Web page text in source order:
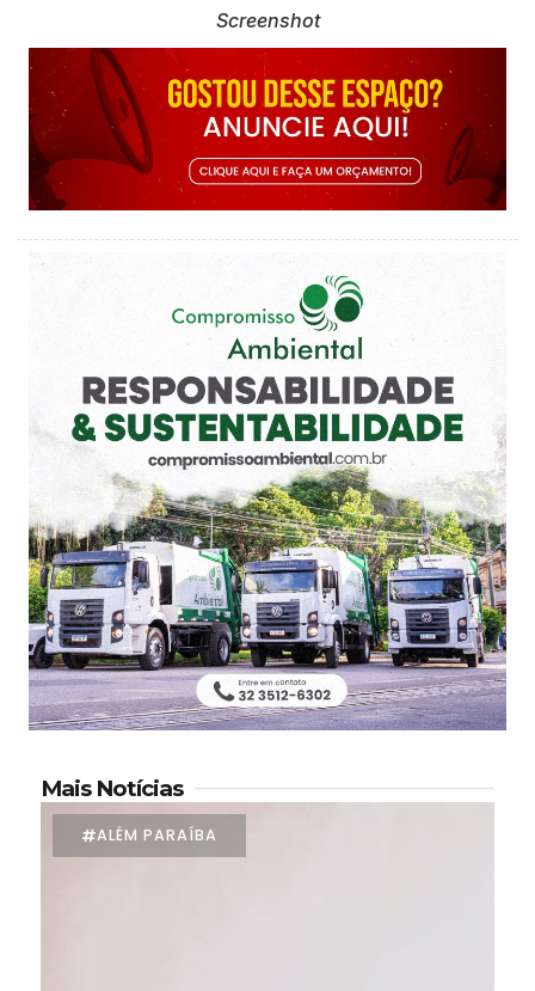
Screenshot
Mais Notícias
ALÉM PARAÍBA